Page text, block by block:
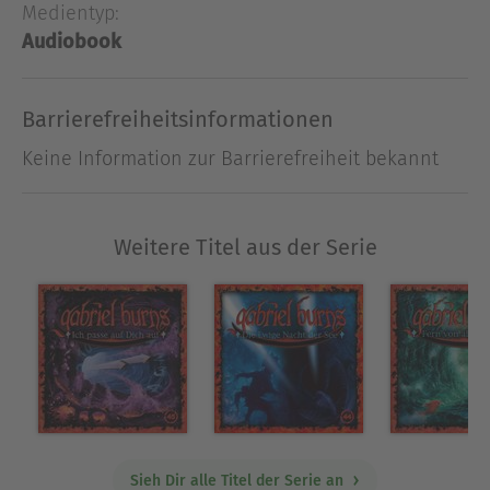
Rätsel, wie die Identität von Mr. Bakerman oder
dem Verschwinden von Stevens Bruder Daniel vor
Ausblenden
Medientyp:
Audiobook
Barrierefreiheitsinformationen
Keine Information zur Barrierefreiheit bekannt
Weitere Titel aus der Serie
Sieh Dir alle Titel der Serie an